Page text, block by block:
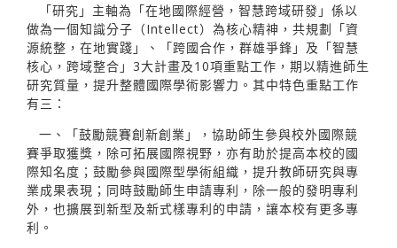
「研究」主軸為「在地國際經營，智慧跨域研發」係以
做為一個知識分子（Intellect）為核心精神，共規劃「資
源統整，在地實踐」、「跨國合作，群雄爭鋒」及「智慧
核心，跨域整合」3大計畫及10項重點工作，期以精進師生
研究質量，提升整體國際學術影響力。其中特色重點工作
有三：
一、「鼓勵競賽創新創業」，協助師生參與校外國際競
賽爭取獲獎，除可拓展國際視野，亦有助於提高本校的國
際知名度；鼓勵參與國際型學術組織，提升教師研究與專
業成果表現；同時鼓勵師生申請專利，除一般的發明專利
外，也擴展到新型及新式樣專利的申請，讓本校有更多專
利。